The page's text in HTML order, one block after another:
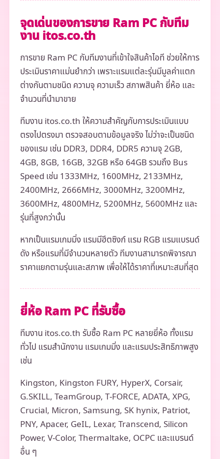
จุดเด่นของการขาย Ram PC กับทีม
งาน itos.co.th
การขาย Ram PC กับทีมงานที่เข้าใจสินค้าไอที ช่วยให้การ
ประเมินราคาแม่นยำกว่า เพราะแรมแต่ละรุ่นมีมูลค่าแตก
ต่างกันตามชนิด ความจุ ความเร็ว สภาพสินค้า ยี่ห้อ และ
จำนวนที่นำมาขาย
ทีมงาน itos.co.th ให้ความสำคัญกับการประเมินแบบ
ตรงไปตรงมา ตรวจสอบตามข้อมูลจริง ไม่ว่าจะเป็นชนิด
ของแรม เช่น DDR3, DDR4, DDR5 ความจุ 2GB,
4GB, 8GB, 16GB, 32GB หรือ 64GB รวมถึง Bus
Speed เช่น 1333MHz, 1600MHz, 2133MHz,
2400MHz, 2666MHz, 3000MHz, 3200MHz,
3600MHz, 4800MHz, 5200MHz, 5600MHz และ
รุ่นที่สูงกว่านั้น
หากเป็นแรมเกมมิ่ง แรมมีฮีตซิงก์ แรม RGB แรมแบรนด์
ดัง หรือแรมที่มีจำนวนหลายตัว ทีมงานสามารถพิจารณา
ราคาแยกตามรุ่นและสภาพ เพื่อให้ได้ราคาที่เหมาะสมที่สุด
ยี่ห้อ Ram PC ที่รับซื้อ
ทีมงาน itos.co.th รับซื้อ Ram PC หลายยี่ห้อ ทั้งแรม
ทั่วไป แรมสำนักงาน แรมเกมมิ่ง และแรมประสิทธิภาพสูง
เช่น
Kingston, Kingston FURY, HyperX, Corsair,
G.SKILL, TeamGroup, T-FORCE, ADATA, XPG,
Crucial, Micron, Samsung, SK hynix, Patriot,
PNY, Apacer, GeIL, Lexar, Transcend, Silicon
Power, V-Color, Thermaltake, OCPC และแบรนด์
อื่น ๆ